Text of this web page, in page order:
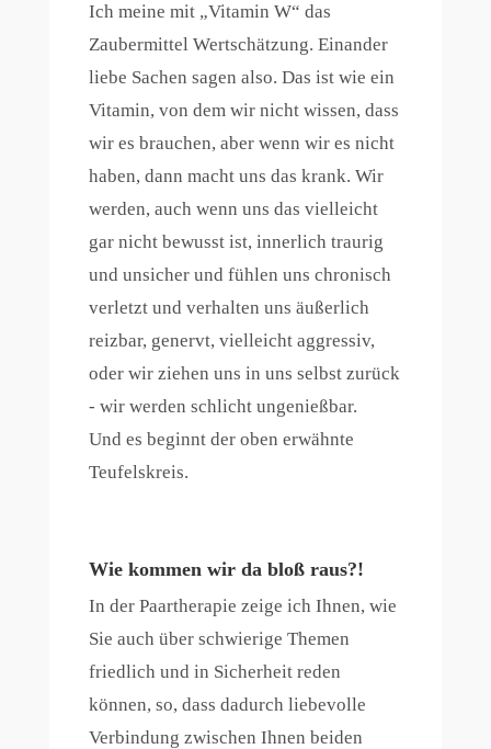
Ich meine mit „Vitamin W“ das
Zaubermittel Wertschätzung. Einander
liebe Sachen sagen also. Das ist wie ein
Vitamin, von dem wir nicht wissen, dass
wir es brauchen, aber wenn wir es nicht
haben, dann macht uns das krank. Wir
werden, auch wenn uns das vielleicht
gar nicht bewusst ist, innerlich traurig
und unsicher und fühlen uns chronisch
verletzt und verhalten uns äußerlich
reizbar, genervt, vielleicht aggressiv,
oder wir ziehen uns in uns selbst zurück
- wir werden schlicht ungenießbar.
Und es beginnt der oben erwähnte
Teufelskreis.
Wie kommen wir da bloß raus?!
In der Paartherapie zeige ich Ihnen, wie
Sie auch über schwierige Themen
friedlich und in Sicherheit reden
können, so, dass dadurch liebevolle
Verbindung zwischen Ihnen beiden